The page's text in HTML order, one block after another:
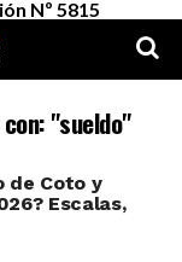
Nº 5815
"sueldo"
de Coto y
Escalas,